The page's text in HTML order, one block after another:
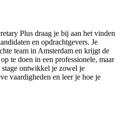
Plus draag je bij aan het vinden
en opdrachtgevers. Je
team in Amsterdam en krijgt de
te doen in een professionele, maar
ontwikkel je zowel je
vaardigheden en leer je hoe je